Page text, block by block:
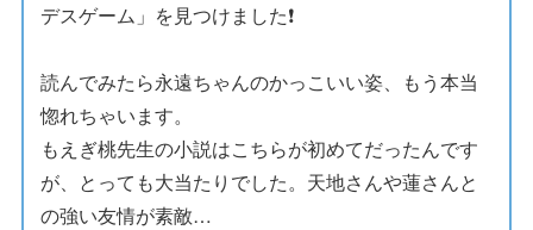
デスゲーム」を見つけました❗️
読んでみたら永遠ちゃんのかっこいい姿、もう本当
惚れちゃいます。
もえぎ桃先生の小説はこちらが初めてだったんです
が、とっても大当たりでした。天地さんや蓮さんと
の強い友情が素敵…